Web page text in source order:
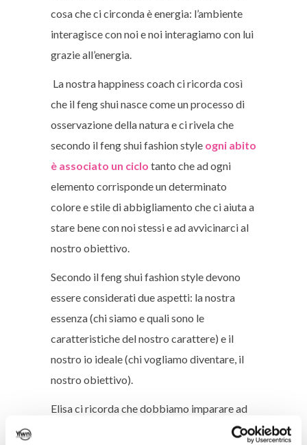
cosa che ci circonda è energia: l’ambiente
interagisce con noi e noi interagiamo con lui
grazie all’energia.
La nostra happiness coach ci ricorda così
che il feng shui nasce come un processo di
osservazione della natura e ci rivela che
secondo il feng shui fashion style ogni abito
è associato un ciclo tanto che ad ogni
elemento corrisponde un determinato
colore e stile di abbigliamento che ci aiuta a
stare bene con noi stessi e ad avvicinarci al
nostro obiettivo.
Secondo il feng shui fashion style devono
essere considerati due aspetti: la nostra
essenza (chi siamo e quali sono le
caratteristiche del nostro carattere) e il
nostro io ideale (chi vogliamo diventare, il
nostro obiettivo).
Elisa ci ricorda che dobbiamo imparare ad
avessimo già